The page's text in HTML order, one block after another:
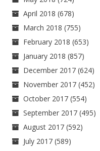
April 2018 (678)
March 2018 (755)
February 2018 (653)
January 2018 (857)
December 2017 (624)
November 2017 (452)
October 2017 (554)
September 2017 (495)
August 2017 (592)
July 2017 (589)